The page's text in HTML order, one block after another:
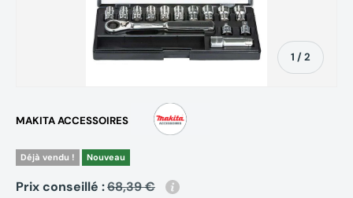
1 /de
2
MAKITA ACCESSOIRES
Déjà vendu ! Nouveau
Prix conseillé :68,39 €